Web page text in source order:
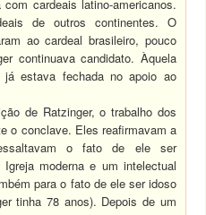
cardeais latino-americanos.
de outros continentes. O
ao cardeal brasileiro, pouco
continuava candidato. Àquela
estava fechada no apoio ao
de Ratzinger, o trabalho dos
o conclave. Eles reafirmavam a
o fato de ele ser
moderna e um intelectual
para o fato de ele ser idoso
tinha 78 anos). Depois de um